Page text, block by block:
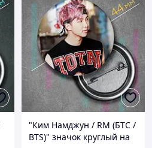
"Ким Намджун / RM (БТС /
BTS)" значок круглый на